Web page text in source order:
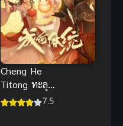
Cheng He
Titong ทะลุ
มิติตะลุยวัง7.5